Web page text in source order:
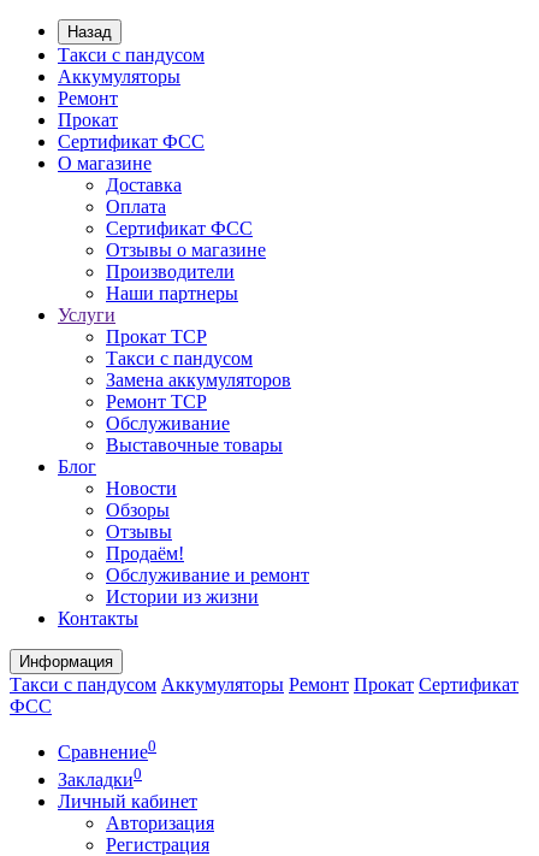
Назад
Такси с пандусом
Аккумуляторы
Ремонт
Прокат
Сертификат ФСС
О магазине
Доставка
Оплата
Сертификат ФСС
Отзывы о магазине
Производители
Наши партнеры
Услуги
Прокат ТСР
Такси с пандусом
Замена аккумуляторов
Ремонт ТСР
Обслуживание
Выставочные товары
Блог
Новости
Обзоры
Отзывы
Продаём!
Обслуживание и ремонт
Истории из жизни
Контакты
Информация
Такси с пандусом Аккумуляторы Ремонт Прокат Сертификат
ФСС
Сравнение0
Закладки0
Личный кабинет
Авторизация
Регистрация